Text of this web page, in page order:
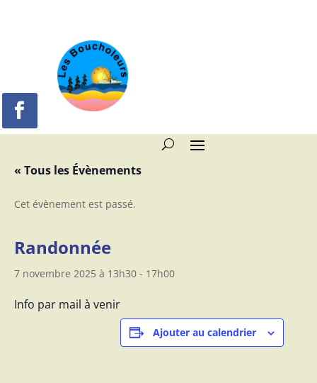
« Tous les Évènements
Cet évènement est passé.
Randonnée
7 novembre 2025 à 13h30 - 17h00
Info par mail à venir
Ajouter au calendrier